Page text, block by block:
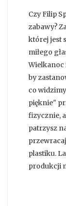
Czy Filip
zabawy?
której jest
miłego
Wielkanoc
by
co
pięknie"
fizycznie,
patrzysz
plastiku.
produkcji